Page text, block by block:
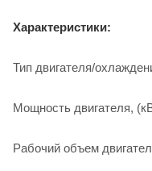
Характеристики:
Тип двигателя/
Мощность двигателя,
Рабочий объем